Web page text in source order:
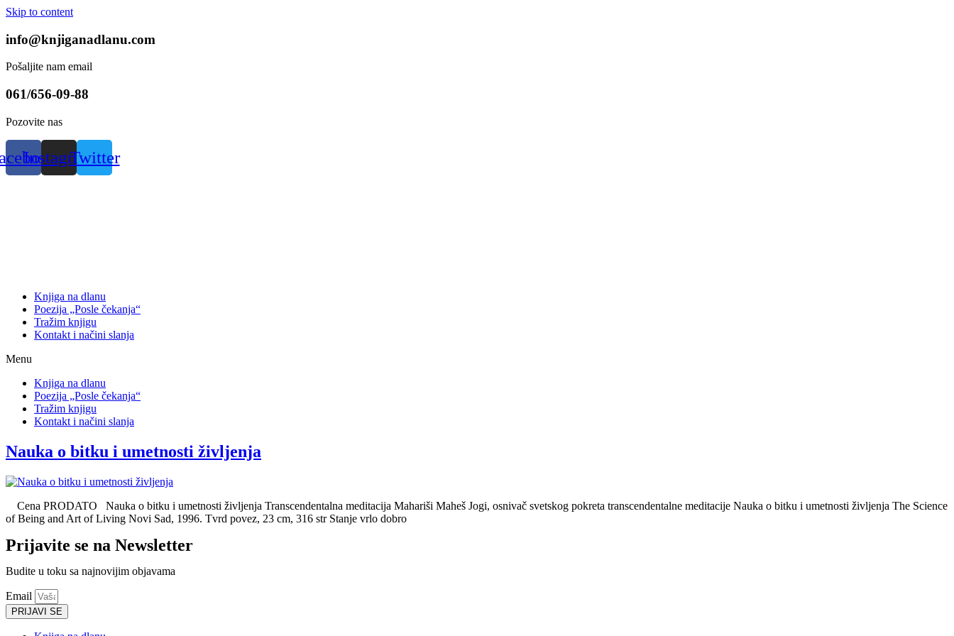
Skip to content
info@knjiganadlanu.com
Pošaljite nam email
061/656-09-88
Pozovite nas
InstagramTwitter
Knjiga na dlanu
Poezija „Posle čekanja“
Tražim knjigu
Kontakt i načini slanja
Menu
Knjiga na dlanu
Poezija „Posle čekanja“
Tražim knjigu
Kontakt i načini slanja
Nauka o bitku i umetnosti življenja
Cena PRODATO Nauka o bitku i umetnosti življenja Transcendentalna meditacija Mahariši Maheš Jogi, osnivač svetskog pokreta transcendentalne meditacije Nauka o bitku i umetnosti življenja The Science
of Being and Art of Living Novi Sad, 1996. Tvrd povez, 23 cm, 316 str Stanje vrlo dobro
Prijavite se na Newsletter
Budite u toku sa najnovijim objavama
Email
PRIJAVI SE